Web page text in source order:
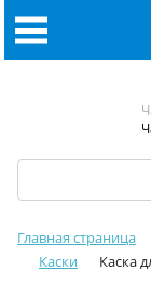
Главная страница
Каски
Каска